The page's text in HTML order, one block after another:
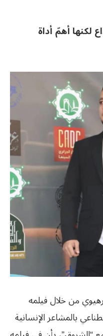
لكنها أهمّ أداة
من خلال فيلمه
بالمشاعر الإنسانية